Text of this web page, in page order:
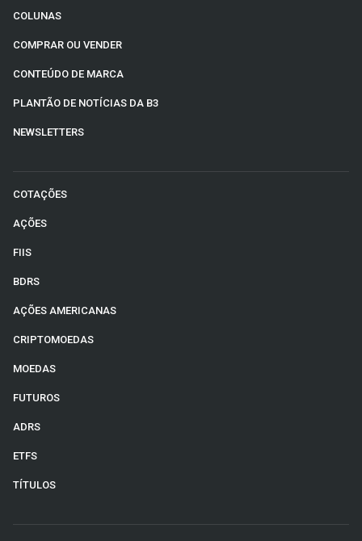
COLUNAS
COMPRAR OU VENDER
CONTEÚDO DE MARCA
PLANTÃO DE NOTÍCIAS DA B3
NEWSLETTERS
COTAÇÕES
AÇÕES
FIIS
BDRS
AÇÕES AMERICANAS
CRIPTOMOEDAS
MOEDAS
FUTUROS
ADRS
ETFS
TÍTULOS